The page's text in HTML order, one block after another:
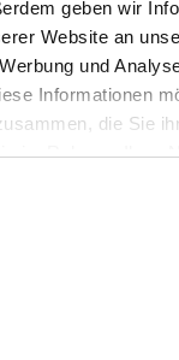
geben wir
Website an
und
Informationen
die Sie
im Rahmen Ihrer
nicht
Ent